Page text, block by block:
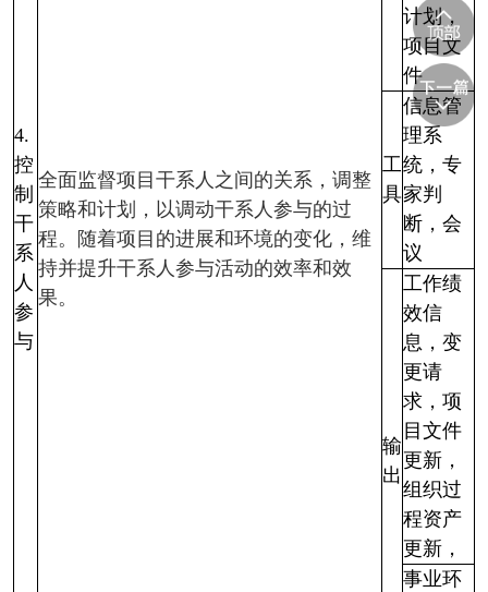
4.
控
制
干
系
人
参
与
全面监督项目干系人之间的关系，调整
策略和计划，以调动干系人参与的过
程。随着项目的进展和环境的变化，维
持并提升干系人参与活动的效率和效
果。
计划，
项目文
件
工
具
信息管
理系
统，专
家判
断，会
议
输
出
工作绩
效信
息，变
更请
求，项
目文件
更新，
组织过
程资产
更新，
事业环